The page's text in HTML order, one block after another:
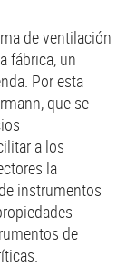
de ventilación
fábrica, un
Por esta
que se
a los
la
instrumentos
de